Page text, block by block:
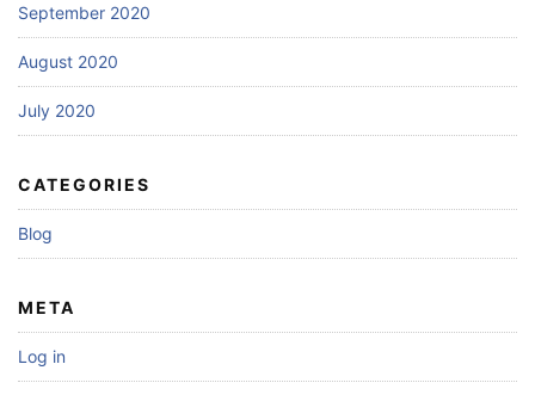
September 2020
August 2020
July 2020
CATEGORIES
Blog
META
Log in